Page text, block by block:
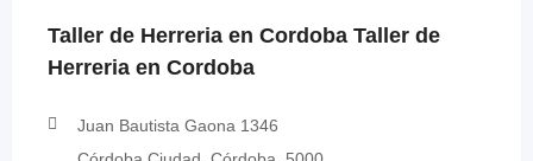
Taller de Herreria en Cordoba Taller de
Herreria en Cordoba
Juan Bautista Gaona 1346